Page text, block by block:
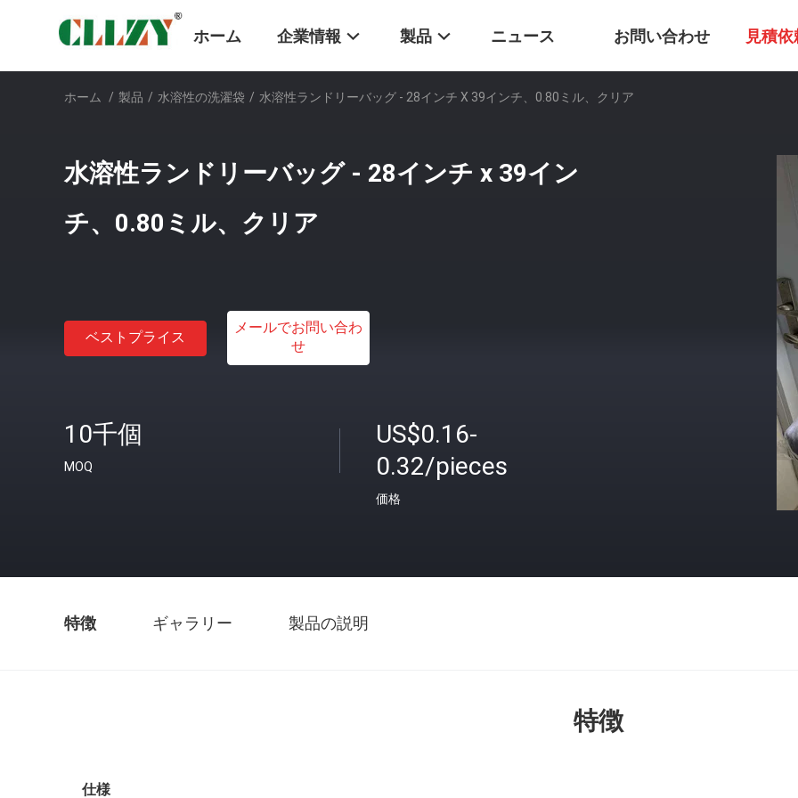
ホーム 企業情報 製品 ニュース お問い合わせ 見積依
ホーム / 製品 / 水溶性の洗濯袋 / 水溶性ランドリーバッグ - 28インチ X 39インチ、0.80ミル、クリア
水溶性ランドリーバッグ - 28インチ x 39イン
チ、0.80ミル、クリア
ベストプライス
メールでお問い合わ
せ
10千個
MOQ
US$0.16-
0.32/pieces
価格
特徴 ギャラリー 製品の説明
特徴
仕様